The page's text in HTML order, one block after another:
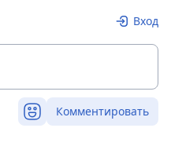
Вход
Комментировать